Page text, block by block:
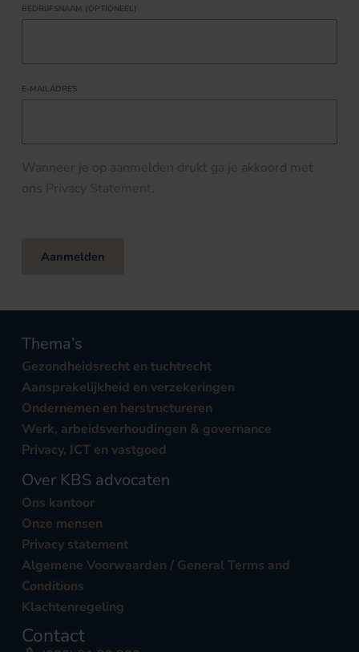
BEDRIJFSNAAM (OPTIONEEL)
E-MAILADRES
Wanneer je op aanmelden drukt ga je akkoord met
ons Privacy Statement.
Aanmelden
Thema’s
Gezondheidsrecht en tuchtrecht
Aansprakelijkheid en verzekeringen
Ondernemen en herstructureren
Werk, arbeidsverhoudingen & governance
Privacy, ICT en vastgoed
Over KBS advocaten
Ons kantoor
Onze mensen
Privacy statement
Algemene Voorwaarden / General Terms and
Conditions
Klachtenregeling
Contact